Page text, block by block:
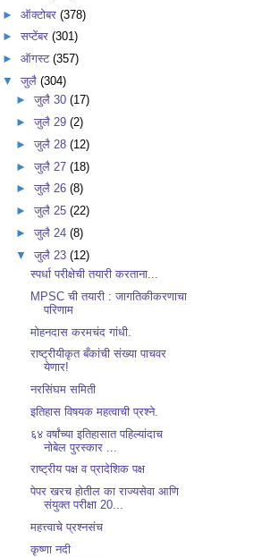
► ऑक्टोबर (378)
► सप्टेंबर (301)
► ऑगस्ट (357)
▼ जुलै (304)
►जुलै 30(17)
►जुलै 29(2)
►जुलै 28(12)
►जुलै 27(18)
►जुलै 26(8)
►जुलै 25(22)
►जुलै 24(8)
▼जुलै 23(12)
स्पर्धा परीक्षेची तयारी करताना...
MPSC ची तयारी : जागतिकीकरणाचा
परिणाम
मोहनदास करमचंद गांधी.
राष्ट्रीयीकृत बँकांची संख्या पाचवर
येणार!
नरसिंघम समिती
इतिहास विषयक महत्वाची प्रश्ने.
६४ वर्षांच्या इतिहासात पहिल्यांदाच
नोबेल पुरस्कार ...
राष्ट्रीय पक्ष व प्रादेशिक पक्ष
पेपर खरच होतील का राज्यसेवा आणि
संयुक्त परीक्षा 20...
महत्त्वाचे प्रश्नसंच
कृष्णा नदी